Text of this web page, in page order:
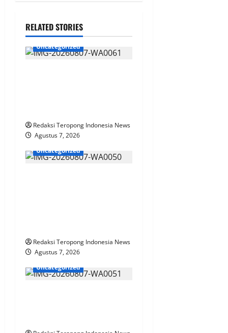
v
i
i
o
RELATED STORIES
Uncategorized
Redaksi Teropong Indonesia News
Agustus 7, 2026
Uncategorized
Redaksi Teropong Indonesia News
Agustus 7, 2026
Uncategorized